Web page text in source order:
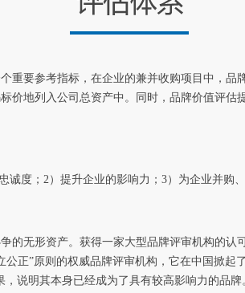
重要参考指标，在企业的兼并收购项目中，
价地列入公司总资产中。同时，品牌价值评
度；2）提升企业的影响力；3）为企业并购
的无形资产。获得一家大型品牌评审机构的
正”原则的权威品牌评审机构，它在中国掀起
，说明其本身已经成为了具有较高影响力的品